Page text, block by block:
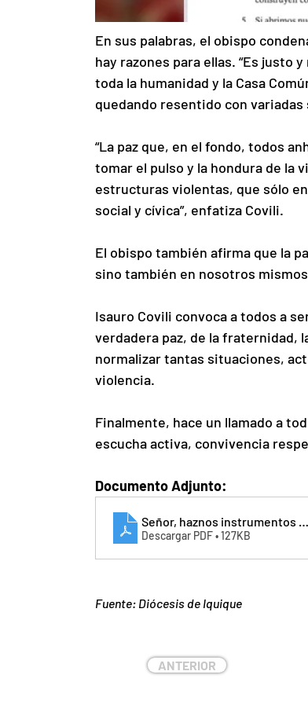
En sus palabras, el obispo
hay razones para ellas. “Es justo
toda la humanidad y la Casa
quedando resentido con variadas
“La paz que, en el fondo, todos
tomar el pulso y la hondura de la
estructuras violentas, que sólo
social y cívica”, enfatiza Covili.
El obispo también afirma que la
sino también en nosotros
Isauro Covili convoca a todos a
verdadera paz, de la fraternidad,
normalizar tantas situaciones,
violencia.
Finalmente, hace un llamado a
escucha activa, convivencia
Documento Adjunto:
Señor, haznos instrumentos
Descargar PDF • 127KB
Fuente: Diócesis de Iquique
ANTERIOR